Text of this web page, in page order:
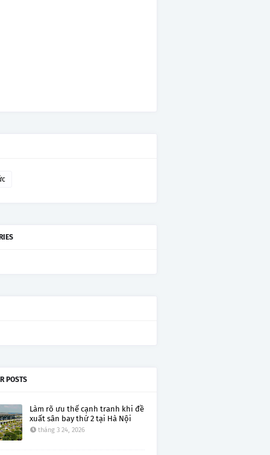
POSTS
Làm rõ ưu thế cạnh tranh khi đề
xuất sân bay thứ 2 tại Hà Nội
tháng 3 24, 2026